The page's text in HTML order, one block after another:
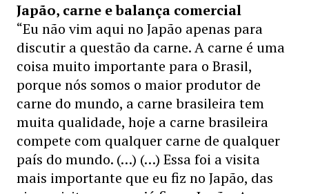
Japão, carne e balança comercial
“Eu não vim aqui no Japão apenas para
discutir a questão da carne. A carne é uma
coisa muito importante para o Brasil,
porque nós somos o maior produtor de
carne do mundo, a carne brasileira tem
muita qualidade, hoje a carne brasileira
compete com qualquer carne de qualquer
país do mundo. (…) (…) Essa foi a visita
mais importante que eu fiz no Japão, das